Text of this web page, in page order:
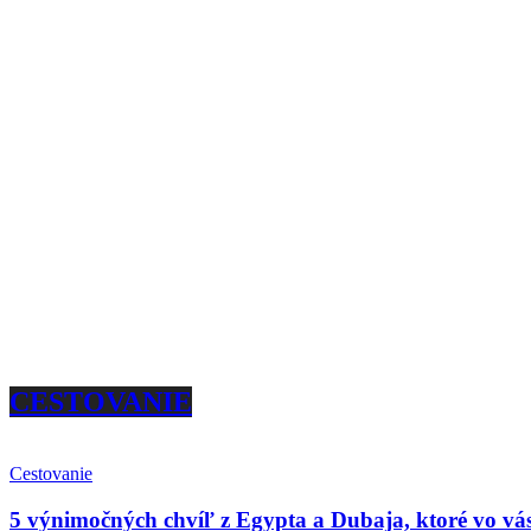
CESTOVANIE
Cestovanie
5 výnimočných chvíľ z Egypta a Dubaja, ktoré vo